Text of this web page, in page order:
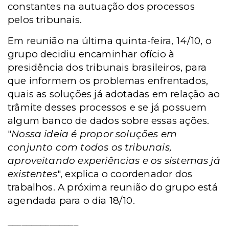
constantes na autuação dos processos
pelos tribunais.
Em reunião na última quinta-feira, 14/10, o
grupo decidiu encaminhar ofício à
presidência dos tribunais brasileiros, para
que informem os problemas enfrentados,
quais as soluções já adotadas em relação ao
trâmite desses processos e se já possuem
algum banco de dados sobre essas ações.
"Nossa ideia é propor soluções em
conjunto com todos os tribunais,
aproveitando experiências e os sistemas já
existentes", explica o coordenador dos
trabalhos. A próxima reunião do grupo está
agendada para o dia 18/10.